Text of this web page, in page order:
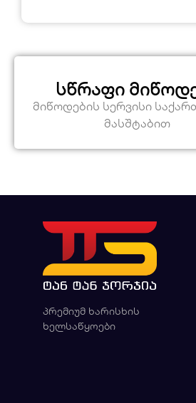
სწრაფი
მიწოდების სერვისი
მასშტაბით
პრემიუმ ხარისხის
ხელსაწყოები